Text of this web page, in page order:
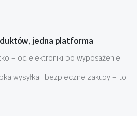
jedna platforma
– od elektroniki po wyposażenie
wysyłka i bezpieczne zakupy – to